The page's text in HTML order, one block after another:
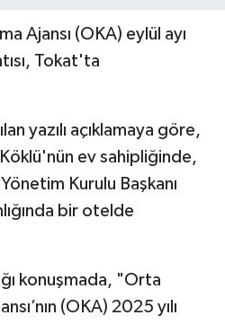
Ajansı (OKA) eylül ayı
Tokat'ta
yazılı açıklamaya göre,
ev sahipliğinde,
Kurulu Başkanı
bir otelde
konuşmada, "Orta
(OKA) 2025 yılı